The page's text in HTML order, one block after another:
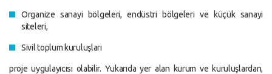
Organize sanayi bölgeleri, endüstri bölgeleri ve küçük sanayi
siteleri,
Sivil toplum kuruluşları
proje uygulayıcısı olabilir. Yukarıda yer alan kurum ve kuruluşlardan,